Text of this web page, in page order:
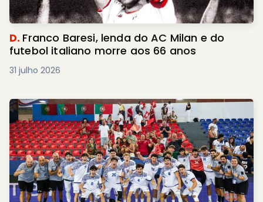
D. Franco Baresi, lenda do AC Milan e do
futebol italiano morre aos 66 anos
31 julho 2026